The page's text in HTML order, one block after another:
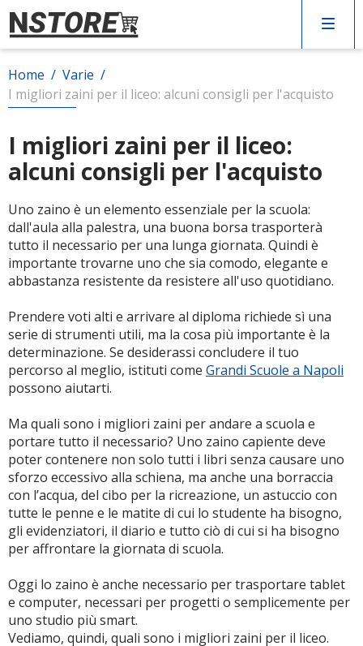
Arredo
Cucina
Elettrodomestici
Giardino
Varie
CERCA
Home / Varie /
I migliori zaini per il liceo: alcuni consigli per l'acquisto
I migliori zaini per il liceo:
alcuni consigli per l'acquisto
Uno zaino è un elemento essenziale per la scuola:
dall'aula alla palestra, una buona borsa trasporterà
tutto il necessario per una lunga giornata. Quindi è
importante trovarne uno che sia comodo, elegante e
abbastanza resistente da resistere all'uso quotidiano.
Prendere voti alti e arrivare al diploma richiede sì una
serie di strumenti utili, ma la cosa più importante è la
determinazione. Se desiderassi concludere il tuo
percorso al meglio, istituti come Grandi Scuole a Napoli
possono aiutarti.
Ma quali sono i migliori zaini per andare a scuola e
portare tutto il necessario? Uno zaino capiente deve
poter contenere non solo tutti i libri senza causare uno
sforzo eccessivo alla schiena, ma anche una borraccia
con l’acqua, del cibo per la ricreazione, un astuccio con
tutte le penne e le matite di cui lo studente ha bisogno,
gli evidenziatori, il diario e tutto ciò di cui si ha bisogno
per affrontare la giornata di scuola.
Oggi lo zaino è anche necessario per trasportare tablet
e computer, necessari per progetti o semplicemente per
uno studio più smart.
Vediamo, quindi, quali sono i migliori zaini per il liceo.